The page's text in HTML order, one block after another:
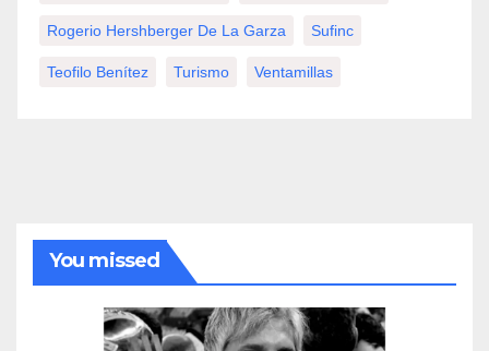
Rogerio Hershberger De La Garza Sufinc
Teofilo Benítez Turismo Ventamillas
You missed